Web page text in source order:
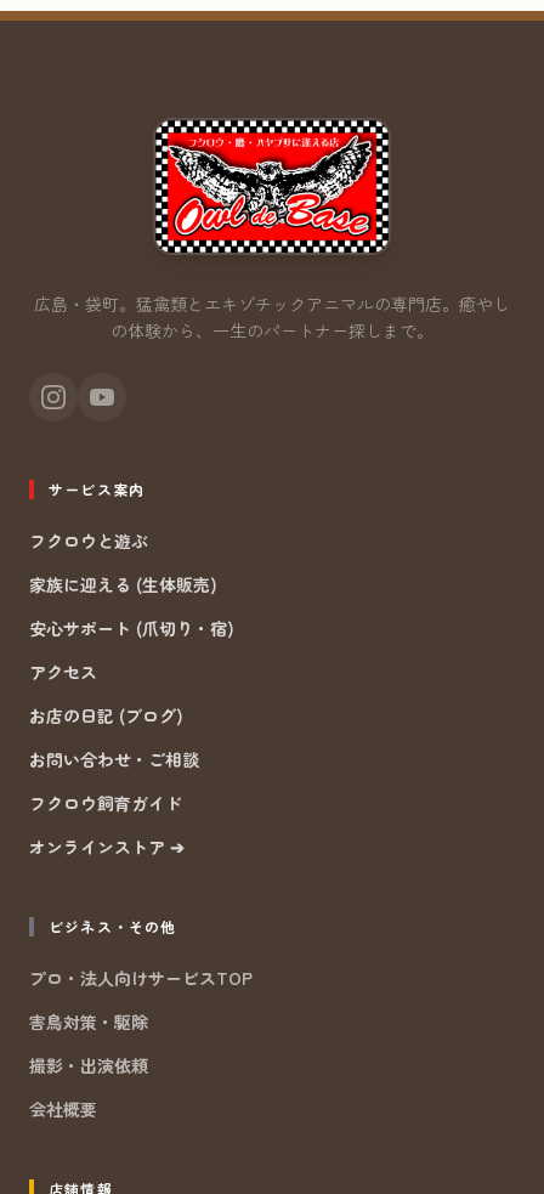
広島・袋町。猛禽類とエキゾチックアニマルの専門店。 癒やし
の体験から、一生のパートナー探しまで。
サービス案内
フクロウと遊ぶ
家族に迎える (生体販売)
安心サポート (爪切り・宿)
アクセス
お店の日記 (ブログ)
お問い合わせ・ご相談
フクロウ飼育ガイド
オンラインストア ➔
ビジネス・その他
プロ・法人向けサービスTOP
害鳥対策・駆除
撮影・出演依頼
会社概要
店舗情報